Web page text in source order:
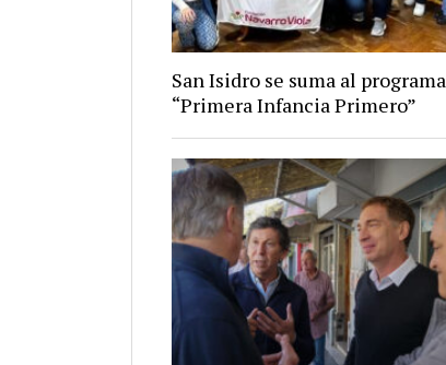
San Isidro se suma al programa
“Primera Infancia Primero”